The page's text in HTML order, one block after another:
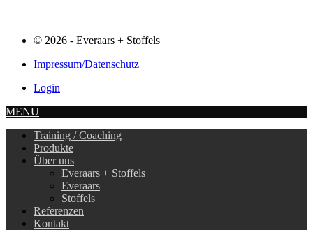
© 2026 - Everaars + Stoffels
Impressum/Datenschutz
Login
MENU
Training / Coaching
Produkte
Über uns
Everaars + Stoffels
Everaars
Stoffels
Referenzen
Kontakt